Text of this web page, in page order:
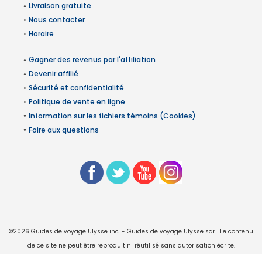
» Livraison gratuite
» Nous contacter
» Horaire
» Gagner des revenus par l'affiliation
» Devenir affilié
» Sécurité et confidentialité
» Politique de vente en ligne
» Information sur les fichiers témoins (Cookies)
» Foire aux questions
©2026 Guides de voyage Ulysse inc. - Guides de voyage Ulysse sarl. Le contenu
de ce site ne peut être reproduit ni réutilisé sans autorisation écrite.